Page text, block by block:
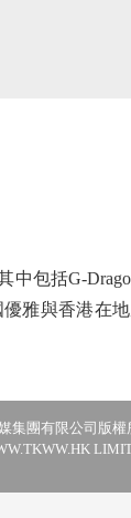
括G-
與香港在地
集團有限公司版權